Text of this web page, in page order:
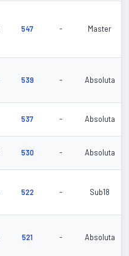
547 - Master
539 - Absoluta
537 - Absoluta
530 - Absoluta
522 - Sub18
521 - Absoluta